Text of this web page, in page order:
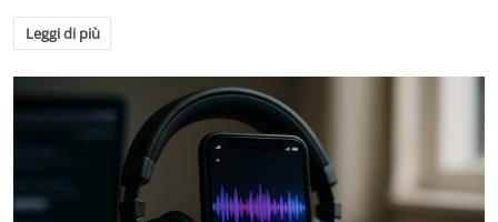
Leggi di più